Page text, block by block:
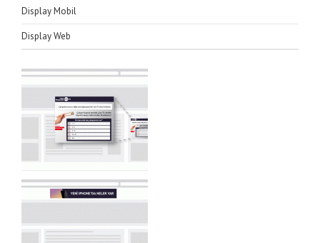
Display Mobil
Display Web